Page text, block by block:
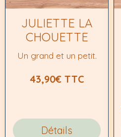
JULIETTE LA
CHOUETTE
Un grand et un petit.
43,90€ TTC
Détails